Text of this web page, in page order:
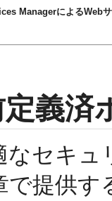
ManagerによるWebサ
義済
なセキ
で提供